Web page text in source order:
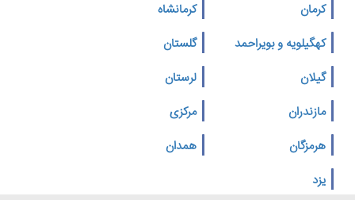
کرمان
کرمانشاه
کهگیلویه و بویراحمد
گلستان
گیلان
لرستان
مازندران
مرکزی
هرمزگان
همدان
یزد